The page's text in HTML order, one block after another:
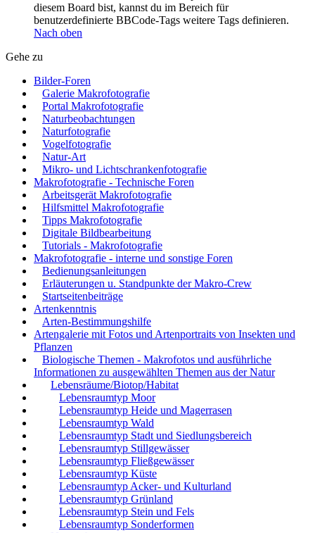
diesem Board bist, kannst du im Bereich für
benutzerdefinierte BBCode-Tags weitere Tags definieren.
Nach oben
Gehe zu
Bilder-Foren
Galerie Makrofotografie
Portal Makrofotografie
Naturbeobachtungen
Naturfotografie
Vogelfotografie
Natur-Art
Mikro- und Lichtschrankenfotografie
Makrofotografie - Technische Foren
Arbeitsgerät Makrofotografie
Hilfsmittel Makrofotografie
Tipps Makrofotografie
Digitale Bildbearbeitung
Tutorials - Makrofotografie
Makrofotografie - interne und sonstige Foren
Bedienungsanleitungen
Erläuterungen u. Standpunkte der Makro-Crew
Startseitenbeiträge
Artenkenntnis
Arten-Bestimmungshilfe
Artengalerie mit Fotos und Artenportraits von Insekten und
Pflanzen
Biologische Themen - Makrofotos und ausführliche
Informationen zu ausgewählten Themen aus der Natur
Lebensräume/Biotop/Habitat
Lebensraumtyp Moor
Lebensraumtyp Heide und Magerrasen
Lebensraumtyp Wald
Lebensraumtyp Stadt und Siedlungsbereich
Lebensraumtyp Stillgewässer
Lebensraumtyp Fließgewässer
Lebensraumtyp Küste
Lebensraumtyp Acker- und Kulturland
Lebensraumtyp Grünland
Lebensraumtyp Stein und Fels
Lebensraumtyp Sonderformen